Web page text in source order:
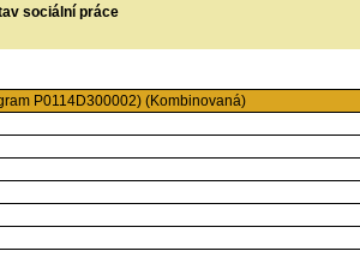
sociální práce
P0114D300002) (Kombinovaná)